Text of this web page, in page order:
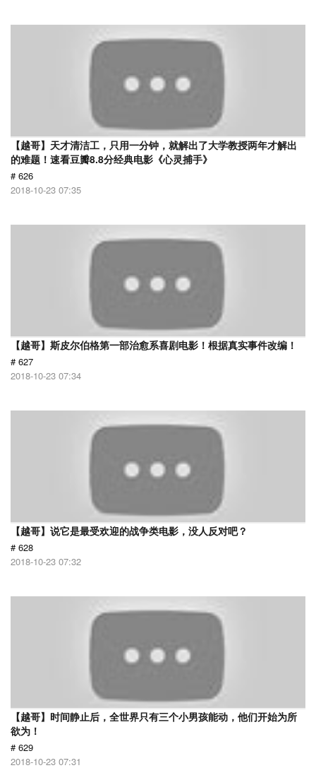
【越哥】天才清洁工，只用一分钟，就解出了大学教授两年才解出
的难题！速看豆瓣8.8分经典电影《心灵捕手》
# 626
2018-10-23 07:35
【越哥】斯皮尔伯格第一部治愈系喜剧电影！根据真实事件改编！
# 627
2018-10-23 07:34
【越哥】说它是最受欢迎的战争类电影，没人反对吧？
# 628
2018-10-23 07:32
【越哥】时间静止后，全世界只有三个小男孩能动，他们开始为所
欲为！
# 629
2018-10-23 07:31